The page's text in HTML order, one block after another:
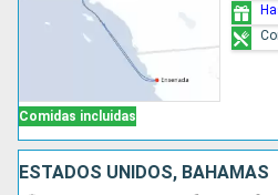
Comidas incluidas
ESTADOS UNIDOS, BAHAMAS